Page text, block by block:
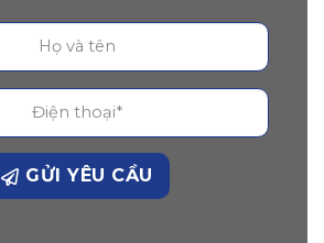
GỬI YÊU CẦU